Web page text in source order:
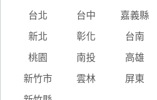
台北 台中 嘉義縣
新北 彰化 台南
桃園 南投 高雄
新竹市 雲林 屏東